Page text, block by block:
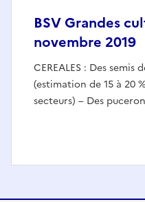
BSV Grandes
novembre 2019
CEREALES : Des
(estimation de 15 à 20
secteurs) – Des